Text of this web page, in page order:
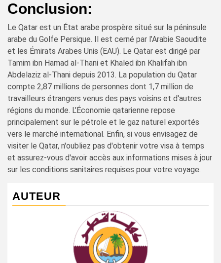
Conclusion:
Le Qatar est un État arabe prospère situé sur la péninsule
arabe du Golfe Persique. Il est cerné par l’Arabie Saoudite
et les Émirats Arabes Unis (EAU). Le Qatar est dirigé par
Tamim ibn Hamad al-Thani et Khaled ibn Khalifah ibn
Abdelaziz al-Thani depuis 2013. La population du Qatar
compte 2,87 millions de personnes dont 1,7 million de
travailleurs étrangers venus des pays voisins et d'autres
régions du monde. L’Économie qatarienne repose
principalement sur le pétrole et le gaz naturel exportés
vers le marché international. Enfin, si vous envisagez de
visiter le Qatar, n'oubliez pas d'obtenir votre visa à temps
et assurez-vous d'avoir accès aux informations mises à jour
sur les conditions sanitaires requises pour votre voyage.
AUTEUR